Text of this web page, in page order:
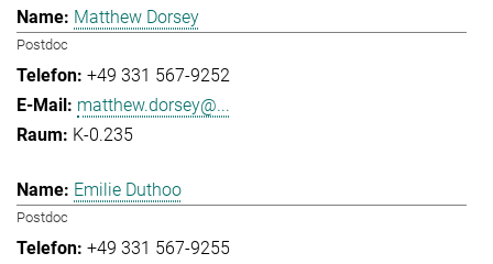
Matthew Dorsey
Postdoc
+49 331 567-9252
matthew.dorsey@...
K-0.235
Emilie Duthoo
Postdoc
+49 331 567-9255